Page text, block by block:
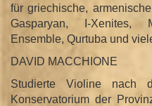
für griechische,
Gasparyan, I-Xenites,
Ensemble, Qurtuba und
DAVID MACCHIONE
​Studierte Violine nach
Konservatorium der